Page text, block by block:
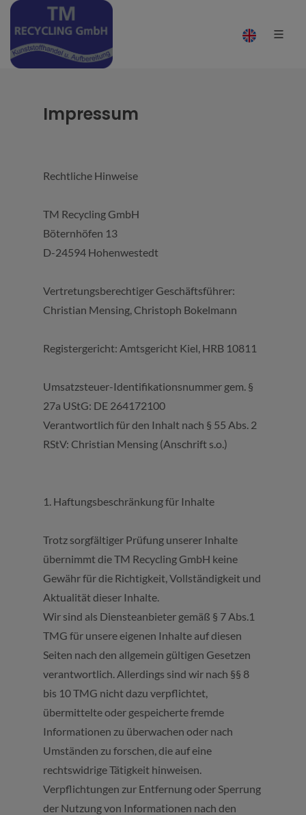
Impressum
Rechtliche Hinweise
TM Recycling GmbH
Böternhöfen 13
D-24594 Hohenwestedt
Vertretungsberechtiger Geschäftsführer:
Christian Mensing, Christoph Bokelmann
Registergericht: Amtsgericht Kiel, HRB 10811
Umsatzsteuer-Identifikationsnummer gem. §
27a UStG: DE 264172100
Verantwortlich für den Inhalt nach § 55 Abs. 2
RStV: Christian Mensing (Anschrift s.o.)
1. Haftungsbeschränkung für Inhalte
Trotz sorgfältiger Prüfung unserer Inhalte
übernimmt die TM Recycling GmbH keine
Gewähr für die Richtigkeit, Vollständigkeit und
Aktualität dieser Inhalte.
Wir sind als Diensteanbieter gemäß § 7 Abs.1
TMG für unsere eigenen Inhalte auf diesen
Seiten nach den allgemein gültigen Gesetzen
verantwortlich. Allerdings sind wir nach §§ 8
bis 10 TMG nicht dazu verpflichtet,
übermittelte oder gespeicherte fremde
Informationen zu überwachen oder nach
Umständen zu forschen, die auf eine
rechtswidrige Tätigkeit hinweisen.
Verpflichtungen zur Entfernung oder Sperrung
der Nutzung von Informationen nach den